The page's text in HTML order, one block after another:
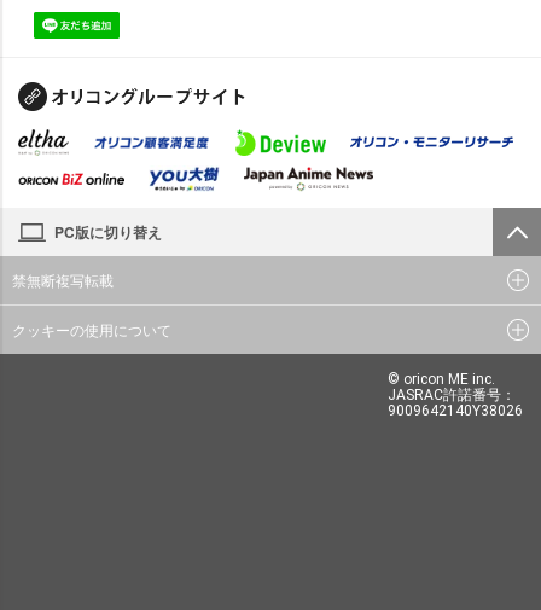
PC版に切り替え
禁無断複写転載
クッキーの使用について
© oricon ME inc.
JASRAC許諾番号：
9009642140Y38026